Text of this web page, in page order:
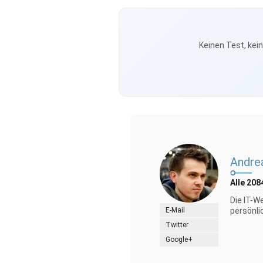
Keinen Test,
E-Mail
Twitter
Google+
Alle
Die IT-